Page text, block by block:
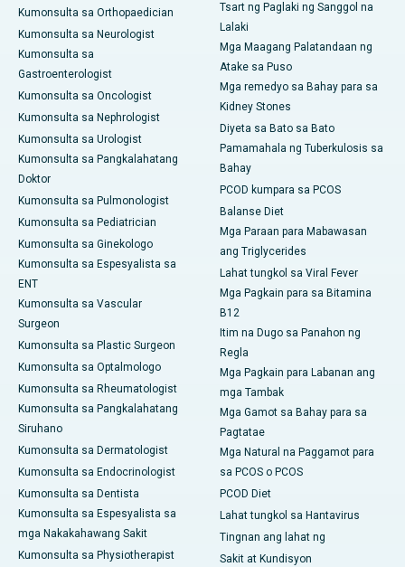
Kumonsulta sa Orthopaedician
Kumonsulta sa Neurologist
Kumonsulta sa
Gastroenterologist
Kumonsulta sa Oncologist
Kumonsulta sa Nephrologist
Kumonsulta sa Urologist
Kumonsulta sa Pangkalahatang
Doktor
Kumonsulta sa Pulmonologist
Kumonsulta sa Pediatrician
Kumonsulta sa Ginekologo
Kumonsulta sa Espesyalista sa
ENT
Kumonsulta sa Vascular
Surgeon
Kumonsulta sa Plastic Surgeon
Kumonsulta sa Optalmologo
Kumonsulta sa Rheumatologist
Kumonsulta sa Pangkalahatang
Siruhano
Kumonsulta sa Dermatologist
Kumonsulta sa Endocrinologist
Kumonsulta sa Dentista
Kumonsulta sa Espesyalista sa
mga Nakakahawang Sakit
Kumonsulta sa Physiotherapist
Tsart ng Paglaki ng Sanggol na
Lalaki
Mga Maagang Palatandaan ng
Atake sa Puso
Mga remedyo sa Bahay para sa
Kidney Stones
Diyeta sa Bato sa Bato
Pamamahala ng Tuberkulosis sa
Bahay
PCOD kumpara sa PCOS
Balanse Diet
Mga Paraan para Mabawasan
ang Triglycerides
Lahat tungkol sa Viral Fever
Mga Pagkain para sa Bitamina
B12
Itim na Dugo sa Panahon ng
Regla
Mga Pagkain para Labanan ang
mga Tambak
Mga Gamot sa Bahay para sa
Pagtatae
Mga Natural na Paggamot para
sa PCOS o PCOS
PCOD Diet
Lahat tungkol sa Hantavirus
Tingnan ang lahat ng
Sakit at Kundisyon